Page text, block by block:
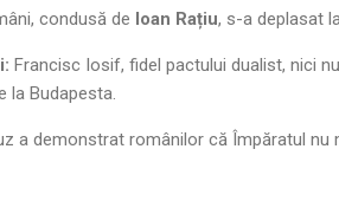
condusă de Ioan Rațiu, s-a deplasat
Francisc Iosif, fidel pactului dualist, nici
la Budapesta.
a demonstrat românilor că Împăratul nu